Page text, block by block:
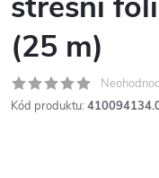
(25 m)
Kód produktu: